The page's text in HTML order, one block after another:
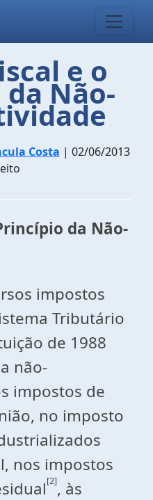
e o
Não-
Costa | 02/06/2013
da Não-
impostos
Tributário
de 1988
não-
impostos de
no imposto
nos impostos
[2], às